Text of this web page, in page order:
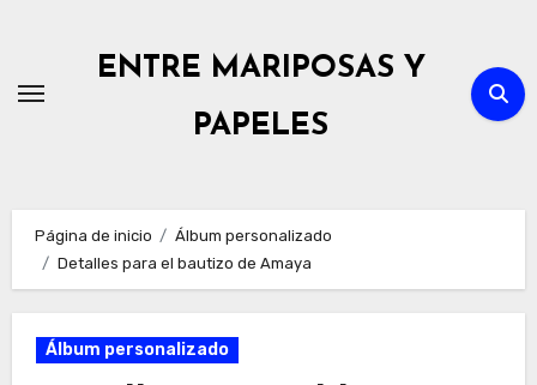
contenido
ENTRE MARIPOSAS Y
PAPELES
Página de inicio
Álbum personalizado
Detalles para el bautizo de Amaya
Álbum personalizado